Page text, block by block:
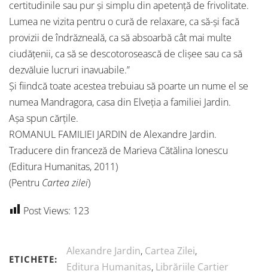
certitudinile sau pur și simplu din apetență de frivolitate.
Lumea ne vizita pentru o cură de relaxare, ca să-și facă
provizii de îndrăzneală, ca să absoarbă cât mai multe
ciudățenii, ca să se descotorosească de clișee sau ca să
dezvăluie lucruri inavuabile.”
Și fiindcă toate acestea trebuiau să poarte un nume el se
numea Mandragora, casa din Elveția a familiei Jardin.
Așa spun cărțile.
ROMANUL FAMILIEI JARDIN de Alexandre Jardin.
Traducere din franceză de Marieva Cătălina Ionescu
(Editura Humanitas, 2011)
(Pentru Cartea zilei)
Post Views: 123
ETICHETE:
Alexandre Jardin, Cartea Zilei,
Editura Humanitas, Librăriile Cartier